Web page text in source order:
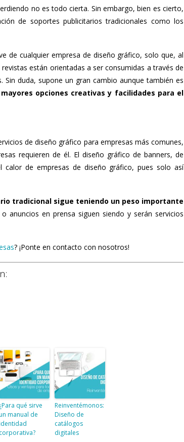
no es todo cierta. Sin embargo, bien es cierto,
de soportes publicitarios tradicionales como los
de cualquier empresa de diseño gráfico, solo que, al
están orientadas a ser consumidas a través de
duda, supone un gran cambio aunque también es
opciones creativas y facilidades para el
de diseño gráfico para empresas más comunes,
requieren de él. El diseño gráfico de banners, de
calor de empresas de diseño gráfico, pues solo así
tradicional sigue teniendo un peso importante
anuncios en prensa siguen siendo y serán servicios
? ¡Ponte en contacto con nosotros!
¿Para qué sirve
manual de
corporativa?
Reinventémonos:
Diseño de
catálogos
digitales